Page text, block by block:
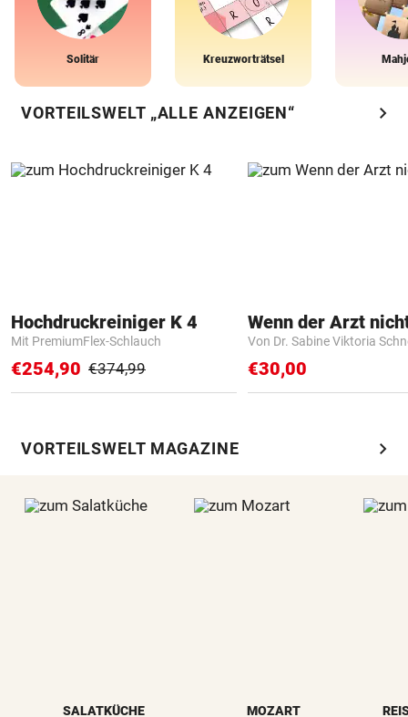
Solitär Kreuzworträtsel
VORTEILSWELT „ALLE ANZEIGEN“ chevron_right
Hochdruckreiniger K 4
Mit PremiumFlex-Schlauch
€254,90 €374,99
Von Dr. Sabine Viktoria
€30,00
VORTEILSWELT MAGAZINE chevron_right
SALATKÜCHE MOZART